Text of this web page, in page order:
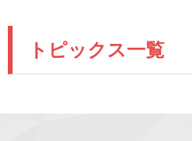
トピックス一覧